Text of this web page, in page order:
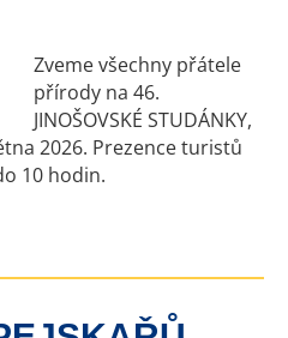
Zveme všechny přátele
přírody na 46.
JINOŠOVSKÉ STUDÁNKY,
2026. Prezence turistů
10 hodin.